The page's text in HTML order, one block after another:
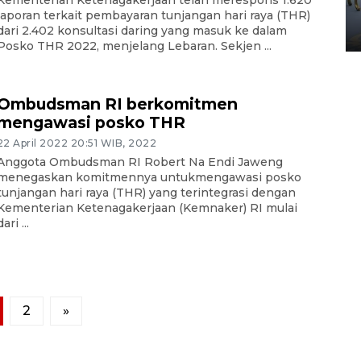
terkait pembayaran tunjangan hari raya (THR)
2.402 konsultasi daring yang masuk ke dalam
THR 2022, menjelang Lebaran. Sekjen ...
RI berkomitmen
posko THR
April 2022 20:51 WIB, 2022
Ombudsman RI Robert Na Endi Jaweng
komitmennya untukmengawasi posko
hari raya (THR) yang terintegrasi dengan
Ketenagakerjaan (Kemnaker) RI mulai
...
2 »
Yogyakarta
02 April 2026 12:51 WIB